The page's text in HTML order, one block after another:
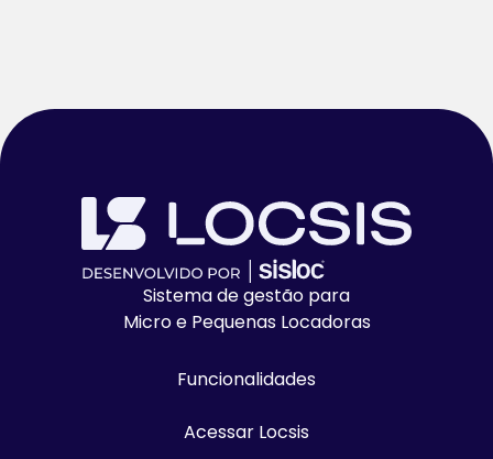
Sistema de gestão para
Micro e Pequenas Locadoras
Funcionalidades
Acessar Locsis